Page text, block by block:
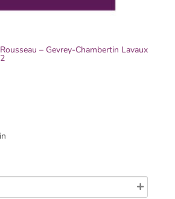
– Gevrey-Chambertin Lavaux